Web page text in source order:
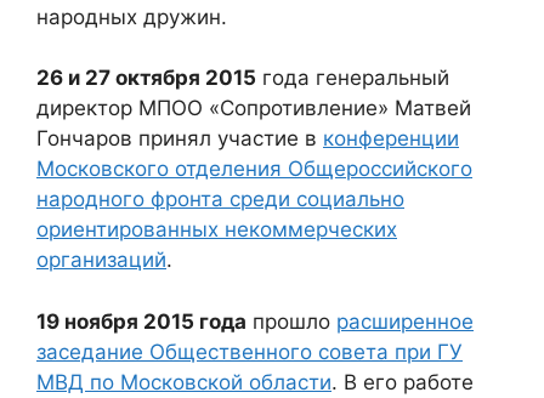
народных дружин.
26 и 27 октября 2015 года генеральный
директор МПОО «Сопротивление» Матвей
Гончаров принял участие в конференции
Московского отделения Общероссийского
народного фронта среди социально
ориентированных некоммерческих
организаций.
19 ноября 2015 года прошло расширенное
заседание Общественного совета при ГУ
МВД по Московской области. В его работе